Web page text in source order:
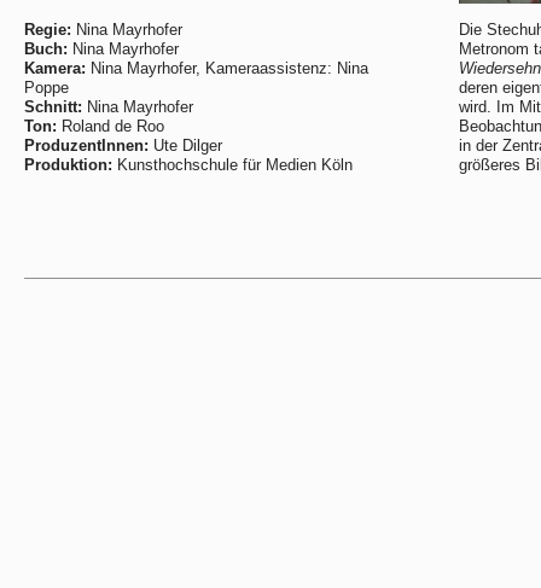
Regie: Nina Mayrhofer
Buch: Nina Mayrhofer
Kamera: Nina Mayrhofer, Kameraassistenz: Nina
Poppe
Schnitt: Nina Mayrhofer
Ton: Roland de Roo
ProduzentInnen: Ute Dilger
Produktion: Kunsthochschule für Medien Köln
Die
Metronom
Wiedersehn
deren
wird. Im
in der
größeres